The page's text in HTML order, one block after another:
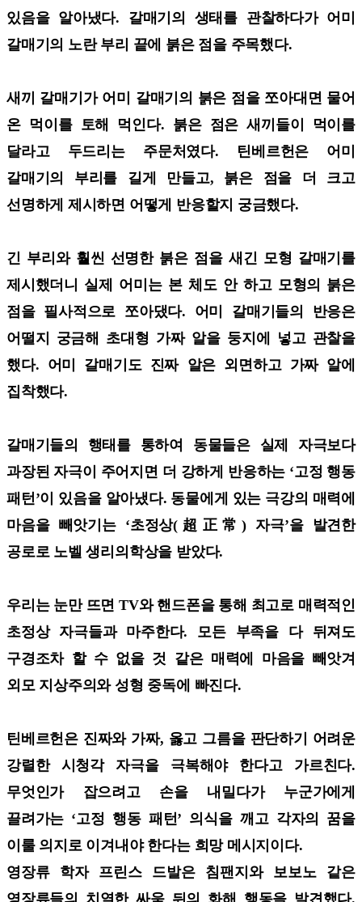
있음을 알아냈다. 갈매기의 생태를 관찰하다가 어미
갈매기의 노란 부리 끝에 붉은 점을 주목했다.
새끼 갈매기가 어미 갈매기의 붉은 점을 쪼아대면 물어
온 먹이를 토해 먹인다. 붉은 점은 새끼들이 먹이를
달라고 두드리는 주문처였다. 틴베르헌은 어미
갈매기의 부리를 길게 만들고, 붉은 점을 더 크고
선명하게 제시하면 어떻게 반응할지 궁금했다.
긴 부리와 훨씬 선명한 붉은 점을 새긴 모형 갈매기를
제시했더니 실제 어미는 본 체도 안 하고 모형의 붉은
점을 필사적으로 쪼아댔다. 어미 갈매기들의 반응은
어떨지 궁금해 초대형 가짜 알을 둥지에 넣고 관찰을
했다. 어미 갈매기도 진짜 알은 외면하고 가짜 알에
집착했다.
갈매기들의 행태를 통하여 동물들은 실제 자극보다
과장된 자극이 주어지면 더 강하게 반응하는 ‘고정 행동
패턴’이 있음을 알아냈다. 동물에게 있는 극강의 매력에
마음을 빼앗기는 ‘초정상(超正常) 자극’을 발견한
공로로 노벨 생리의학상을 받았다.
우리는 눈만 뜨면 TV와 핸드폰을 통해 최고로 매력적인
초정상 자극들과 마주한다. 모든 부족을 다 뒤져도
구경조차 할 수 없을 것 같은 매력에 마음을 빼앗겨
외모 지상주의와 성형 중독에 빠진다.
틴베르헌은 진짜와 가짜, 옳고 그름을 판단하기 어려운
강렬한 시청각 자극을 극복해야 한다고 가르친다.
무엇인가 잡으려고 손을 내밀다가 누군가에게
끌려가는 ‘고정 행동 패턴’ 의식을 깨고 각자의 꿈을
이룰 의지로 이겨내야 한다는 희망 메시지이다.
영장류 학자 프린스 드발은 침팬지와 보보노 같은
영장류들의 치열한 싸움 뒤의 화해 행동을 발견했다.